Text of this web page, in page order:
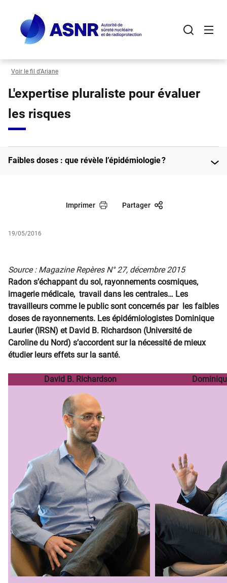
contenu
principal
Voir le fil d’Ariane
L'expertise pluraliste pour évaluer
les risques
Faibles doses : que révèle l’épidémiologie ?
Imprimer Partager
19/05/2016
Source : Magazine Repères N° 27, décembre 2015
Radon s’échappant du sol, rayonnements cosmiques,
imagerie médicale, travail dans les centrales… Les
travailleurs comme le public sont concernés par les faibles
doses de rayonnements. Les épidémiologistes Dominique
Laurier (IRSN) et David B. Richardson (Université de
Caroline du Nord) s’accordent sur la nécessité de mieux
étudier leurs effets sur la santé.
David B. Richardson